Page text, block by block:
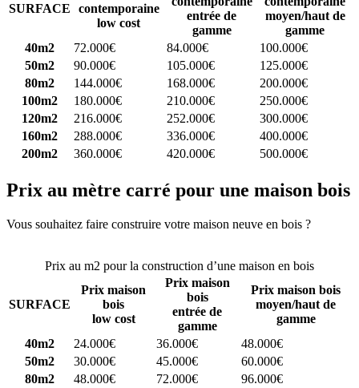
SURFACE
contemporaine
low cost
entrée de
gamme
moyen/haut de
gamme
40m2
72.000€ 84.000€
100.000€
50m2
90.000€ 105.000€
125.000€
80m2
144.000€ 168.000€
200.000€
100m2
180.000€ 210.000€
250.000€
120m2
216.000€ 252.000€
300.000€
160m2
288.000€ 336.000€
400.000€
200m2
360.000€ 420.000€ 500.000€
Prix au mètre carré pour une maison bois
Vous souhaitez faire construire votre maison neuve en bois ?
Prix au m2 pour la construction d’une maison en bois
SURFACE
Prix maison
bois
low cost
Prix maison
bois
entrée de
gamme
Prix maison bois
moyen/haut de
gamme
40m2
24.000€ 36.000€
48.000€
50m2
30.000€ 45.000€
60.000€
80m2
48.000€ 72.000€
96.000€